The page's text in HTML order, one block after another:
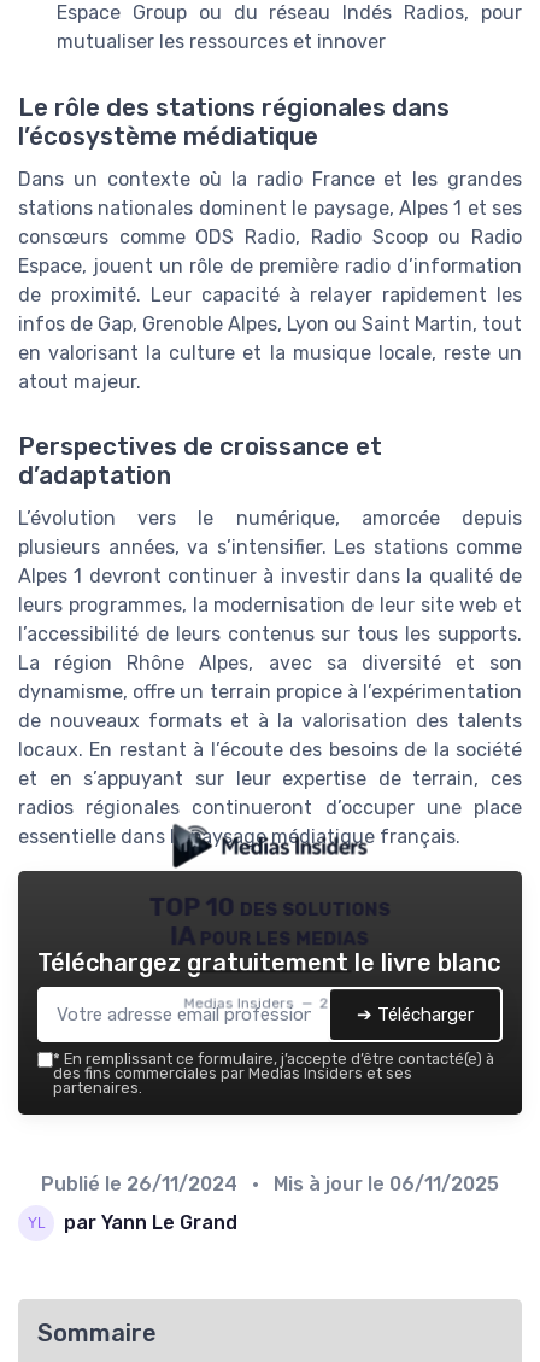
Espace Group ou du réseau Indés Radios, pour
mutualiser les ressources et innover
Le rôle des stations régionales dans
l’écosystème médiatique
Dans un contexte où la radio France et les grandes
stations nationales dominent le paysage, Alpes 1 et ses
consœurs comme ODS Radio, Radio Scoop ou Radio
Espace, jouent un rôle de première radio d’information
de proximité. Leur capacité à relayer rapidement les
infos de Gap, Grenoble Alpes, Lyon ou Saint Martin, tout
en valorisant la culture et la musique locale, reste un
atout majeur.
Perspectives de croissance et
d’adaptation
L’évolution vers le numérique, amorcée depuis
plusieurs années, va s’intensifier. Les stations comme
Alpes 1 devront continuer à investir dans la qualité de
leurs programmes, la modernisation de leur site web et
l’accessibilité de leurs contenus sur tous les supports.
La région Rhône Alpes, avec sa diversité et son
dynamisme, offre un terrain propice à l’expérimentation
de nouveaux formats et à la valorisation des talents
locaux. En restant à l’écoute des besoins de la société
et en s’appuyant sur leur expertise de terrain, ces
radios régionales continueront d’occuper une place
essentielle dans le paysage médiatique français.
TOP 10 des solutions
IA pour les medias
Medias Insiders — 2026
Téléchargez gratuitement le livre blanc
➔ Télécharger
* En remplissant ce formulaire, j’accepte d’être contacté(e) à
des fins commerciales par Medias Insiders et ses
partenaires.
Publié le 26/11/2024 • Mis à jour le 06/11/2025
par Yann Le Grand
Sommaire